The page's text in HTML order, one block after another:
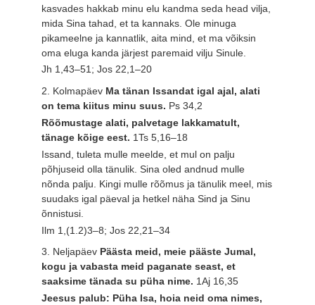
kasvades hakkab minu elu kandma seda head vilja,
mida Sina tahad, et ta kannaks. Ole minuga
pikameelne ja kannatlik, aita mind, et ma võiksin
oma eluga kanda järjest paremaid vilju Sinule.
Jh 1,43–51; Jos 22,1–20
2. Kolmapäev Ma tänan Issandat igal ajal, alati
on tema kiitus minu suus. Ps 34,2
Rõõmustage alati, palvetage lakkamatult,
tänage kõige eest. 1Ts 5,16–18
Issand, tuleta mulle meelde, et mul on palju
põhjuseid olla tänulik. Sina oled andnud mulle
nõnda palju. Kingi mulle rõõmus ja tänulik meel, mis
suudaks igal päeval ja hetkel näha Sind ja Sinu
õnnistusi.
Ilm 1,(1.2)3–8; Jos 22,21–34
3. Neljapäev Päästa meid, meie pääste Jumal,
kogu ja vabasta meid paganate seast, et
saaksime tänada su püha nime. 1Aj 16,35
Jeesus palub: Püha Isa, hoia neid oma nimes,